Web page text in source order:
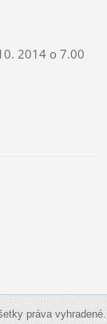
2014 o 7.00
práva vyhradené.